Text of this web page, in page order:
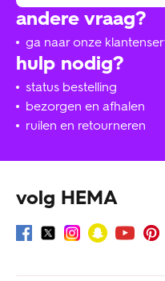
hulp nodig?
status bestelling
bezorgen en afhalen
ruilen en retourneren
andere vraag?
ga naar onze
volg HEMA